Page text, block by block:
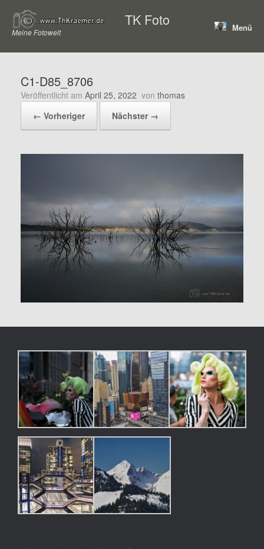
Inhalt
springen
TK Foto
Meine Fotowelt Menü
C1-D85_8706
Veröffentlicht am April 25, 2022 von thomas
← Vorheriger
Nächster →